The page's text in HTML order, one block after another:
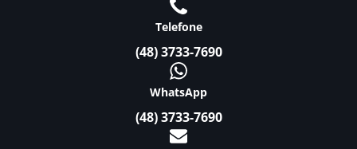
Telefone
(48) 3733-7690
WhatsApp
(48) 3733-7690